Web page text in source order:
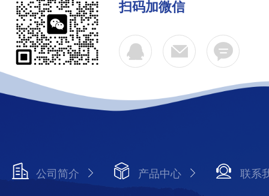
扫码加微信
公司简介 产品中心 联系